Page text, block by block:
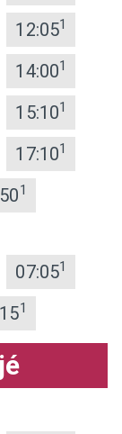
12:051
14:001
15:101
17:101
1
07:051
1